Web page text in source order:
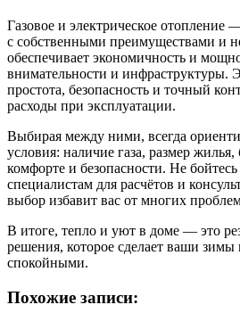
Газовое и электрическое отопление
с собственными преимуществами и
обеспечивает экономичность и
внимательности и инфраструктуры.
простота, безопасность и точный
расходы при эксплуатации.
Выбирая между ними, всегда
условия: наличие газа, размер
комфорте и безопасности. Не
специалистам для расчётов и
выбор избавит вас от многих
В итоге, тепло и уют в доме — это
решения, которое сделает ваши
спокойными.
Похожие записи: